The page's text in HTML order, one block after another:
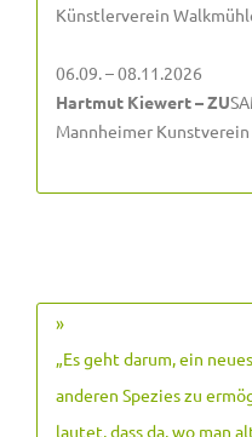
Künstlerverein
06.09. – 08.11.2026
Hartmut Kiewert – ZU
Mannheimer Kunstverein
»
„Es geht darum, ein
anderen Spezies zu
lautet, dass da, wo man